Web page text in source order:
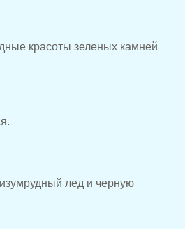
красоты зеленых камней
лед и черную